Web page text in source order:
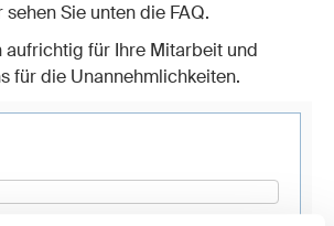
Sie unten die FAQ.
aufrichtig für Ihre Mitarbeit und
für die Unannehmlichkeiten.